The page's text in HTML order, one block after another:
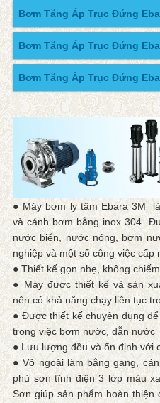
Bơm Tăng Áp Trục Đứng
Bơm Tăng Áp Trục Đứng
Bơm Tăng Áp Trục Đứng
● Máy bơm ly tâm Ebara 3M
và cánh bơm bằng inox 304.
nước biển, nước nóng, bơm
nghiệp và một số công việc
● Thiết kế gọn nhẹ, không
● Máy được thiết kế và sản
nên có khả năng chạy liên tục
● Được thiết kế chuyên dụng
trong việc bơm nước, dẫn nước
● Lưu lượng đều và ổn định với
● Vỏ ngoài làm bằng gang,
phủ sơn tĩnh điện 3 lớp màu
Sơn giúp sản phẩm hoàn